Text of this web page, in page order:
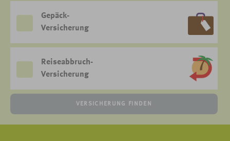
Gepäck-
Versicherung
Reiseabbruch-
Versicherung
VERSICHERUNG FINDEN